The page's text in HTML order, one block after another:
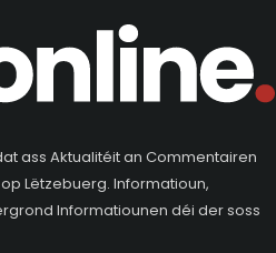
ass Aktualitéit an Commentairen
Lëtzebuerg. Informatioun,
Informatiounen déi der soss